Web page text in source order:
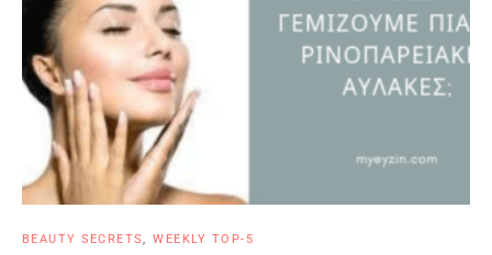
BEAUTY SECRETS WEEKLY TOP-5